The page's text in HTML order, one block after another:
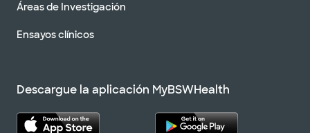
Áreas de Investigación
Ensayos clínicos
Descargue la aplicación MyBSWHealth